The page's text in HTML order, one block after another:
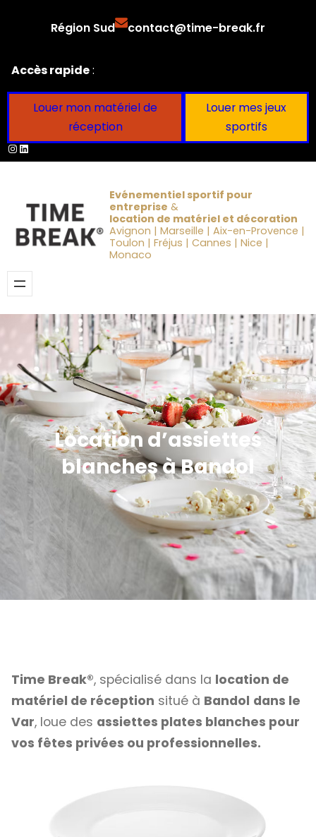
Région Sud contact@time-break.fr
Accès rapide:
Louer mon matériel de
réception
Louer mes jeux
sportifs
Instagram
LinkedIn
Evénementiel sportif pour
entreprise &
location de matériel et décoration
Avignon | Marseille | Aix-en-Provence |
Toulon | Fréjus | Cannes | Nice |
Monaco
Location d’assiettes
blanches à Bandol
Time Break®, spécialisé dans la location de
matériel de réception situé à Bandol dans le
Var, loue des assiettes plates blanches pour
vos fêtes privées ou professionnelles.